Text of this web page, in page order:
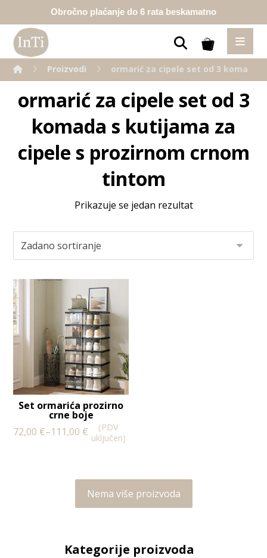
Obročno plaćanje do 6 rata beskamatno
Proizvodi ormarić za cipele set od 3 komada
ormarić za cipele set od 3
komada s kutijama za
cipele s prozirnom crnom
tintom
Prikazuje se jedan rezultat
Set ormarića prozirno
crne boje
72,00 €–111,00 €
(PDV
uključen)
Nema više proizvoda
Kategorije proizvoda